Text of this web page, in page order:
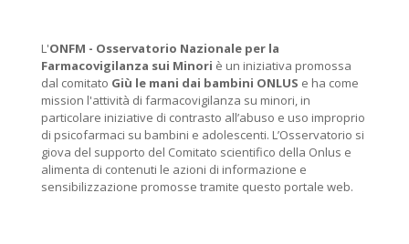
L'ONFM - Osservatorio Nazionale per la
Farmacovigilanza sui Minori è un iniziativa promossa
dal comitato Giù le mani dai bambini ONLUS e ha come
mission l'attività di farmacovigilanza su minori, in
particolare iniziative di contrasto all’abuso e uso improprio
di psicofarmaci su bambini e adolescenti. L’Osservatorio si
giova del supporto del Comitato scientifico della Onlus e
alimenta di contenuti le azioni di informazione e
sensibilizzazione promosse tramite questo portale web.